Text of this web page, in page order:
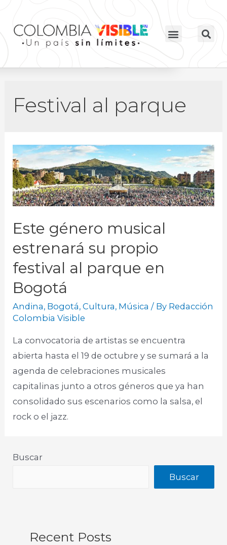
Festival al parque
Este género musical
estrenará su propio
festival al parque en
Bogotá
Andina, Bogotá,Cultura, Música / By Redacción
Colombia Visible
La convocatoria de artistas se encuentra
abierta hasta el 19 de octubre y se sumará a la
agenda de celebraciones musicales
capitalinas junto a otros géneros que ya han
consolidado sus escenarios como la salsa, el
rock o el jazz.​
Buscar
Buscar
Recent Posts